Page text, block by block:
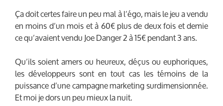
Ça doit certes faire un peu mal à l’égo, mais le jeu a vendu
en moins d’un mois et à 60€ plus de deux fois et demie
ce qu’avaient vendu Joe Danger 2 à 15€ pendant 3 ans.
Qu’ils soient amers ou heureux, déçus ou euphoriques,
les développeurs sont en tout cas les témoins de la
puissance d’une campagne marketing surdimensionnée.
Et moi je dors un peu mieux la nuit.